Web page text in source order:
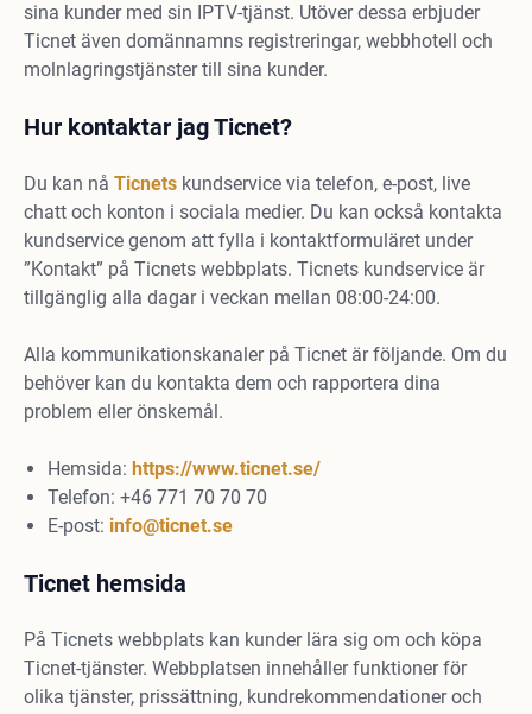
sina kunder med sin IPTV-tjänst. Utöver dessa erbjuder
Ticnet även domännamns registreringar, webbhotell och
molnlagringstjänster till sina kunder.
Hur kontaktar jag Ticnet?
Du kan nå Ticnets kundservice via telefon, e-post, live
chatt och konton i sociala medier. Du kan också kontakta
kundservice genom att fylla i kontaktformuläret under
”Kontakt” på Ticnets webbplats. Ticnets kundservice är
tillgänglig alla dagar i veckan mellan 08:00-24:00.
Alla kommunikationskanaler på Ticnet är följande. Om du
behöver kan du kontakta dem och rapportera dina
problem eller önskemål.
Hemsida: https://www.ticnet.se/
Telefon: +46 771 70 70 70
E-post: info@ticnet.se
Ticnet hemsida
På Ticnets webbplats kan kunder lära sig om och köpa
Ticnet-tjänster. Webbplatsen innehåller funktioner för
olika tjänster, prissättning, kundrekommendationer och